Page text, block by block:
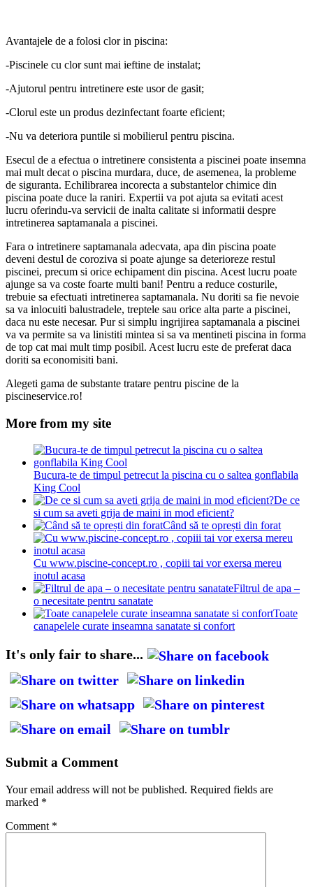
Avantajele de a folosi clor in piscina:
-Piscinele cu clor sunt mai ieftine de instalat;
-Ajutorul pentru intretinere este usor de gasit;
-Clorul este un produs dezinfectant foarte eficient;
-Nu va deteriora puntile si mobilierul pentru piscina.
Esecul de a efectua o intretinere consistenta a piscinei poate insemna
mai mult decat o piscina murdara, duce, de asemenea, la probleme
de siguranta. Echilibrarea incorecta a substantelor chimice din
piscina poate duce la raniri. Expertii va pot ajuta sa evitati acest
lucru oferindu-va servicii de inalta calitate si informatii despre
intretinerea saptamanala a piscinei.
Fara o intretinere saptamanala adecvata, apa din piscina poate
deveni destul de coroziva si poate ajunge sa deterioreze restul
piscinei, precum si orice echipament din piscina. Acest lucru poate
ajunge sa va coste foarte multi bani! Pentru a reduce costurile,
trebuie sa efectuati intretinerea saptamanala. Nu doriti sa fie nevoie
sa va inlocuiti balustradele, treptele sau orice alta parte a piscinei,
daca nu este necesar. Pur si simplu ingrijirea saptamanala a piscinei
va va permite sa va linistiti mintea si sa va mentineti piscina in forma
de top cat mai mult timp posibil. Acest lucru este de preferat daca
doriti sa economisiti bani.
Alegeti gama de substante tratare pentru piscine de la
piscineservice.ro!
More from my site
Bucura-te de timpul petrecut la piscina cu o saltea gonflabila
King Cool
De ce
si cum sa aveti grija de maini in mod eficient?
Când să te oprești din forat
Cu www.piscine-concept.ro , copiii tai vor exersa mereu
inotul acasa
Filtrul de apa –
o necesitate pentru sanatate
Toate
canapelele curate inseamna sanatate si confort
It's only fair to share...
Submit a Comment
Your email address will not be published. Required fields are
marked *
Comment *